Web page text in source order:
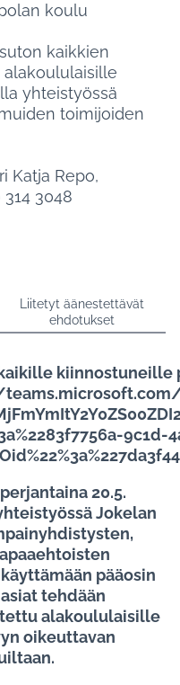
koulu
kaikkien
yhteistyössä
toimijoiden
Katja Repo,
3048
Liitetyt äänestettävät
ehdotukset
kiinnostuneille
9c1d-
20.5.
Jokelan
pääosin
tehdään
alakoululaisille
oikeuttavan